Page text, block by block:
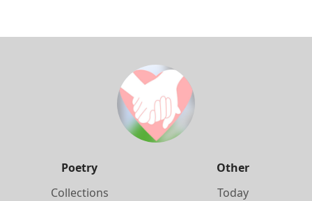
Poetry
Collections
Other
Today